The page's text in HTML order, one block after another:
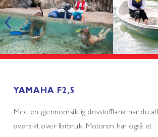
‹
YAMAHA F2,5
Med en gjennomsiktig drivstofftank har du
oversikt over forbruk. Motoren har også et